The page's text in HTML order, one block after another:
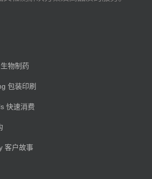
物制药
包装印刷
快速消费
客户故事